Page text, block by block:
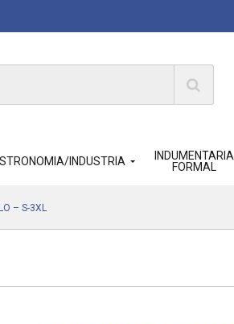
INDUSTRIA
INDUMENTARIA
FORMAL
– S-3XL